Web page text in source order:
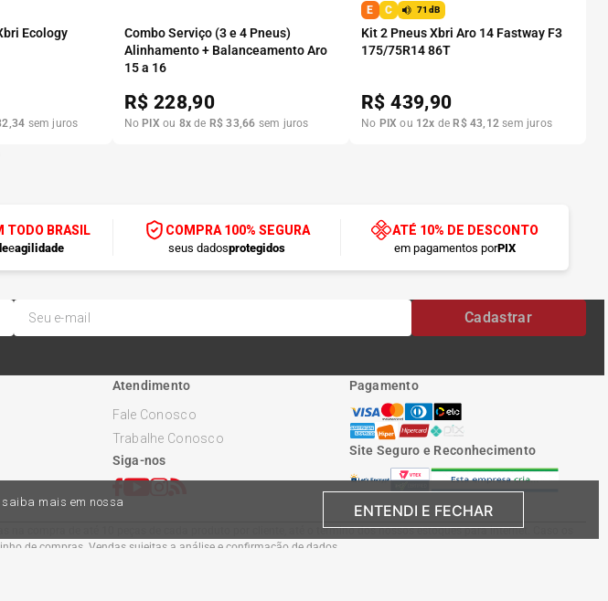
mais em nossa ENTENDI E FECHAR
Ecology
,34 sem juros
Combo Serviço (3 e 4 Pneus)
Alinhamento + Balanceamento Aro
15 a 16
R$ 228,90
No PIX ou 8x de R$ 33,66 sem juros
E C 71dB
Kit 2 Pneus Xbri Aro 14 Fastway F3
175/75R14 86T
R$439,90
No PIX ou 12x de R$ 43, 12 sem juros
TODO BRASIL
eagilidade
COMPRA 100% SEGURA
seus dadosprotegidos
ATÉ 10% DE DESCONTO
em pagamentos porPIX
Cadastrar
Atendimento
Fale Conosco
Trabalhe Conosco
Siga-nos
Pagamento
Site Seguro e Reconhecimento
compra de até 10 peças de cada produto por cliente, até o término dos nossos estoques para internet. Caso os
de compras. Vendas sujeitas a análise e confirmação de dados.